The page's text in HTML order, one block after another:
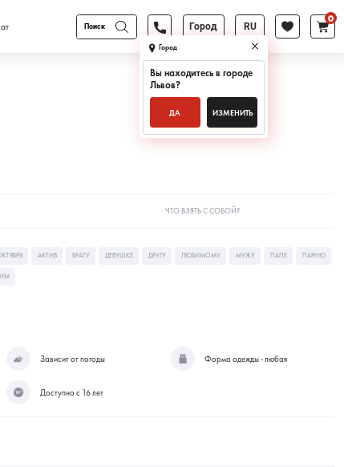
Поиск
товаров
Город
Город
Вы находитесь в городе
Львов?
ДА ИЗМЕНИТЬ
RU
0
ЧТО ВЗЯТЬ С СОБОЙ?
АКТИВ БРАТУ ДЕВУШКЕ ДРУГУ ЛЮБИМОМУ МУЖУ ПАПЕ ПАРНЮ
Зависит от погоды Форма одежды - любая
Доступно с 16 лет